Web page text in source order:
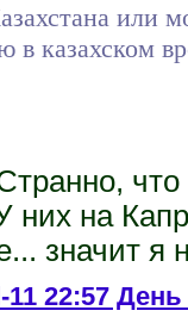
в казахском
них на
значит я
22:57 День